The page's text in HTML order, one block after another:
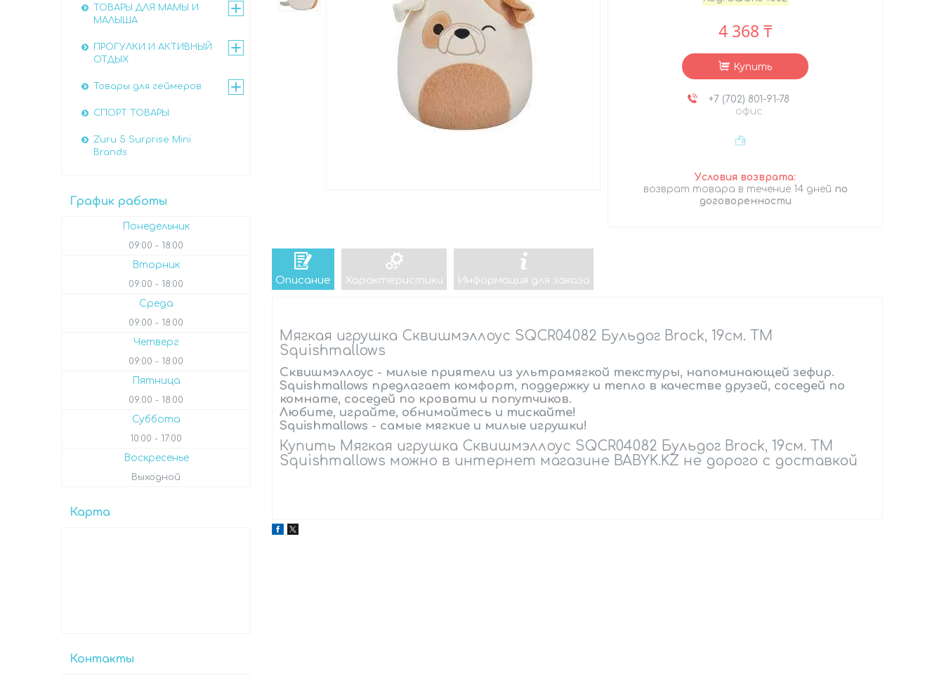
4 368 ₸
Купить
+7 (702) 801-91-78
офис
возврат товара в течение 14 дней по
договоренности
Описание Характеристики Информация для заказа
Мягкая игрушка Сквишмэллоус SQCR04082 Бульдог Brock, 19см. TM
Squishmallows
Сквишмэллоус - милые приятели из ультрамягкой текстуры, напоминающей зефир.
Squishmallows предлагает комфорт, поддержку и тепло в качестве друзей, соседей по
комнате, соседей по кровати и попутчиков.
Любите, играйте, обнимайтесь и тискайте!
Squishmallows - самые мягкие и милые игрушки!
Купить Мягкая игрушка Сквишмэллоус SQCR04082 Бульдог Brock, 19см. TM
Squishmallows можно в интернет магазине BABYK.KZ не дорого с доставкой
ТОВАРЫ ДЛЯ МАМЫ И
МАЛЫША
ПРОГУЛКИ И АКТИВНЫЙ
ОТДЫХ
Товары для геймеров
СПОРТ ТОВАРЫ
Zuru 5 Surprise Mini
Brands
График работы
Понедельник
09:00 18:00
Вторник
09:00 18:00
Среда
09:00 18:00
Четверг
09:00 18:00
Пятница
09:00 18:00
Суббота
10:00 17:00
Воскресенье
Выходной
Карта
Контакты